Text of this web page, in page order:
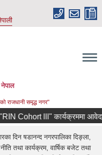
राजधानी समृद्ध नगर"
Cohort lll" कार्यक्रममा आवेदन
दिन षडानन्द नगरपालिका दिङ्ला,
तथा कार्यक्रम, वार्षिक बजेट तथा